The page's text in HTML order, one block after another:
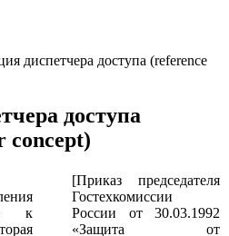
диспетчера доступа (reference
доступа
concept)
к
[Приказ председателя
Гостехкомиссии
России от 30.03.1992
«Защита от